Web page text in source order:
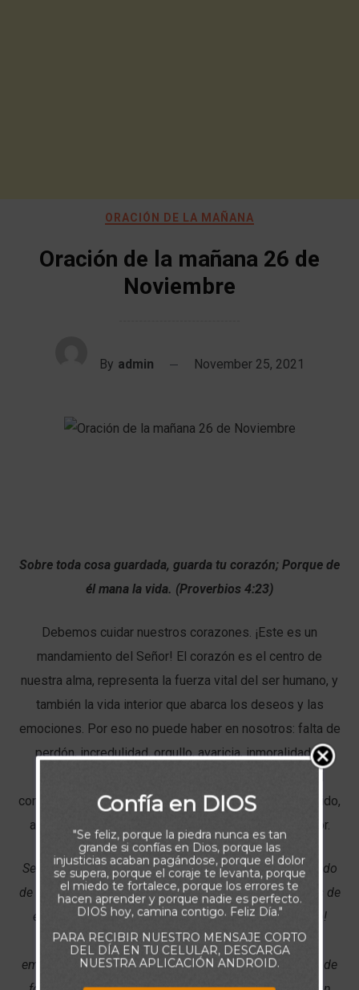
ORACIÓN DE LA MAÑANA
Oración de la mañana 26 de
Noviembre
By admin November 25, 2021
Sobre toda cosa guardada, guarda tu corazón; Porque de
él mana la vida. (Proverbios 4:23)
Debemos cuidar nuestros corazones. ¡Este es un
mandamiento del Señor! El corazón es el centro de
nuestra alma, representa la fuerza vital del ser humano, y
también la vida interior que abarca los deseos y las
emociones. Por eso no puede haber en nosotros: falta de
perdón, incredulidad, orgullo, avaricia, inmoralidad, o
contrario, debemos tener un corazón humilde, agradecido,
amoroso, alegre y ardiente por la presencia del Señor.
Señor, por favor ayúdame a mantener mi corazón alejado
de los deseos carnales, y de las pasiones y tentaciones de
este mundo. ¡Llena mi corazón con tu Espíritu Santo!
Toma mi vida y endereza mis caminos, sana mis
emociones, restaura mi alegría y santifica mis deseos, de
Confía en DIOS
"Se feliz, porque la piedra nunca es tan
grande si confías en Dios, porque las
injusticias acaban pagándose, porque el dolor
se supera, porque el coraje te levanta, porque
el miedo te fortalece, porque los errores te
hacen aprender y porque nadie es perfecto.
DIOS hoy, camina contigo. Feliz Día."
PARA RECIBIR NUESTRO MENSAJE CORTO
DEL DÍA EN TU CELULAR, DESCARGA
NUESTRA APLICACIÓN ANDROID.